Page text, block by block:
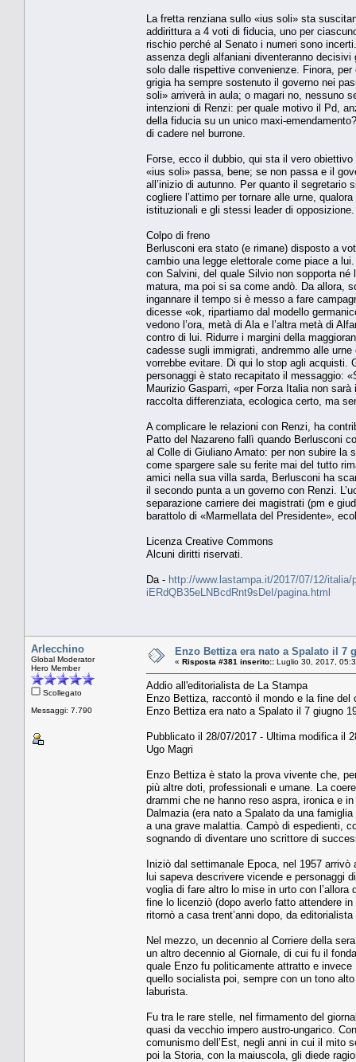
La fretta renziana sullo «ius soli» sta
addirittura a 4 voti di fiducia, uno per
rischio perché al Senato i numeri sono
assenza degli alfaniani diventeranno
solo dalle rispettive convenienze. Finora,
grigia ha sempre sostenuto il governo nei
soli» arriverà in aula; o magari no, nessuno
intenzioni di Renzi: per quale motivo il Pd,
della fiducia su un unico maxi-
di cadere nel burrone.
Forse, ecco il dubbio, qui sta il vero
«ius soli» passa, bene; se non passa e il
all’inizio di autunno. Per quanto il
cogliere l’attimo per tornare alle urne,
istituzionali e gli stessi leader di
Colpo di freno
Berlusconi era stato (e rimane) disposto a
cambio una legge elettorale come piace a
con Salvini, del quale Silvio non sopporta
matura, ma poi si sa come andò. Da allora,
ingannare il tempo si è messo a fare
dicesse «ok, ripartiamo dal modello
vedono l’ora, metà di Ala e l’altra metà di
contro di lui. Ridurre i margini della
cadesse sugli immigrati, andremmo alle
vorrebbe evitare. Di qui lo stop agli acquisti.
personaggi è stato recapitato il messaggio:
Maurizio Gasparri, «per Forza Italia non
raccolta differenziata, ecologica certo, ma
A complicare le relazioni con Renzi, ha
Patto del Nazareno fallì quando Berlusconi
al Colle di Giuliano Amato: per non subire la
come spargere sale su ferite mai del tutto
amici nella sua villa sarda, Berlusconi ha
il secondo punta a un governo con Renzi.
separazione carriere dei magistrati (pm e
barattolo di «Marmellata del Presidente»,
Licenza Creative Commons
Alcuni diritti riservati.
Da - http://www.lastampa.it/2017/07/12/
iERdQB35eLNBcdRnt9sDeI/pagina.html
Arlecchino
Global Moderator
Hero Member
Scollegato
Messaggi: 7.790
Enzo Bettiza era nato a Spalato il 7
« Risposta #381 inserito:: Luglio 30, 2017,
Addio all'editorialista de La Stampa
Enzo Bettiza, raccontò il mondo e la fine del
Enzo Bettiza era nato a Spalato il 7 giugno
Pubblicato il 28/07/2017 - Ultima modifica il
Ugo Magri
Enzo Bettiza è stato la prova vivente che,
più altre doti, professionali e umane. La
drammi che ne hanno reso aspra, ironica e
Dalmazia (era nato a Spalato da una
a una grave malattia. Campò di espedienti,
sognando di diventare uno scrittore di
Iniziò dal settimanale Epoca, nel 1957
lui sapeva descrivere vicende e personaggi
voglia di fare altro lo mise in urto con
fine lo licenziò (dopo averlo fatto attendere
ritornò a casa trent’anni dopo, da
Nel mezzo, un decennio al Corriere della
un altro decennio al Giornale, di cui fu il
quale Enzo fu politicamente attratto e
quello socialista poi, sempre con un tono
laburista.
Fu tra le rare stelle, nel firmamento del
quasi da vecchio impero austro-ungarico.
comunismo dell’Est, negli anni in cui il mito
poi la Storia, con la maiuscola, gli diede